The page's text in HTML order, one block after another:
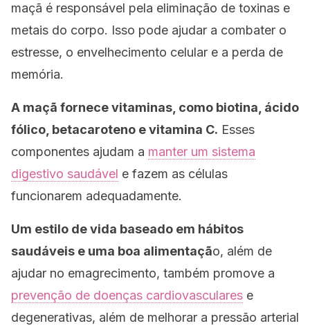
maçã é responsável pela eliminação de toxinas e
metais do corpo. Isso pode ajudar a combater o
estresse, o envelhecimento celular e a perda de
memória.
A maçã fornece vitaminas, como biotina, ácido
fólico, betacaroteno e vitamina C. Esses
componentes ajudam a manter um sistema
digestivo saudável e fazem as células
funcionarem adequadamente.
Um estilo de vida baseado em hábitos
saudáveis ​​e uma boa alimentação, além de
ajudar no emagrecimento, também promove a
prevenção de doenças cardiovasculares e
degenerativas, além de melhorar a pressão arterial